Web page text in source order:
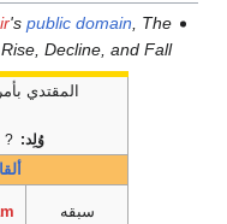
's public domain , The
Decline, and Fall.
المقتدي
وُلِد: ?
سبقه